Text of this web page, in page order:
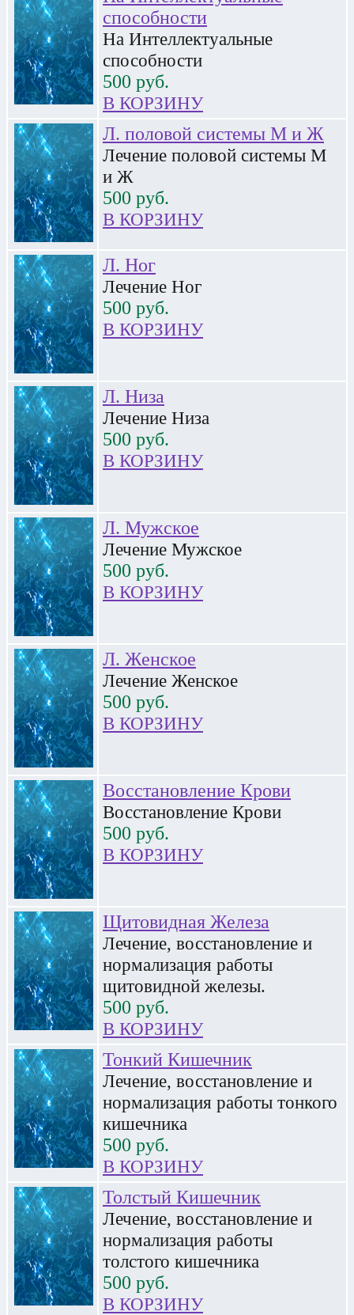
cпособности
На Интеллектуальные
cпособности
500 руб.
В КОРЗИНУ
Л. половой cистемы М и Ж
Лечение половой cистемы М
и Ж
500 руб.
В КОРЗИНУ
Л. Ног
Лечение Ног
500 руб.
В КОРЗИНУ
Л. Низа
Лечение Низа
500 руб.
В КОРЗИНУ
Л. Мужское
Лечение Мужское
500 руб.
В КОРЗИНУ
Л. Женское
Лечение Женское
500 руб.
В КОРЗИНУ
Восстановление Крови
Восстановление Крови
500 руб.
В КОРЗИНУ
Щитовидная Железа
Лечение, восстановление и
нормализация работы
щитовидной железы.
500 руб.
В КОРЗИНУ
Тонкий Кишечник
Лечение, восстановление и
нормализация работы тонкого
кишечника
500 руб.
В КОРЗИНУ
Толстый Кишечник
Лечение, восстановление и
нормализация работы
толстого кишечника
500 руб.
В КОРЗИНУ